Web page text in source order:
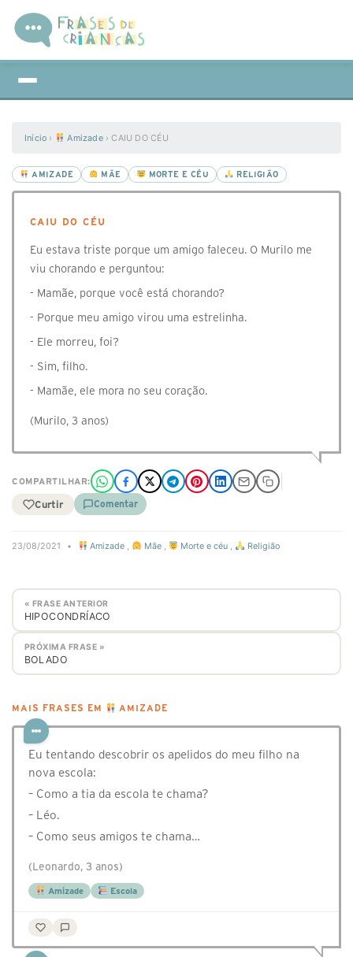
Início › Amizade ›CAIU DO CÉU
AMIZADE MÃE MORTE E CÉU RELIGIÃO
CAIU DO CÉU
Eu estava triste porque um amigo faleceu. O Murilo me
viu chorando e perguntou:
- Mamãe, porque você está chorando?
- Porque meu amigo virou uma estrelinha.
- Ele morreu, foi?
- Sim, filho.
- Mamãe, ele mora no seu coração.
(Murilo, 3 anos)
COMPARTILHAR:
Curtir Comentar
23/08/2021 • Amizade , Mãe, Morte e céu , Religião
« FRASE ANTERIOR
HIPOCONDRÍACO
PRÓXIMA FRASE »
BOLADO
MAIS FRASES EM AMIZADE
Eu tentando descobrir os apelidos do meu filho na
nova escola:
– Como a tia da escola te chama?
– Léo.
– Como seus amigos te chama…
(Leonardo, 3 anos)
Amizade Escola